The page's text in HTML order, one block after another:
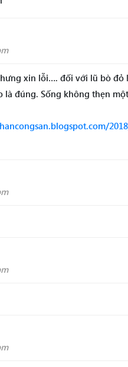
xin lỗi…. đối với lũ bò đỏ
là đúng. Sống không thẹn